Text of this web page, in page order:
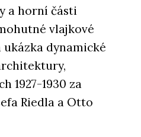
a horní části
vlajkové
dynamické
1927-1930 za
Riedla a Otto